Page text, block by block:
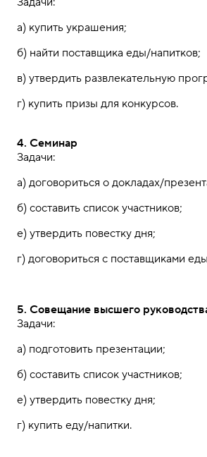
а) купить украшения;
б) найти поставщика еды/напитков;
в) утвердить развлекательную
г) купить призы для конкурсов.
4. Семинар
Задачи:
а) договориться о докладах/
б) составить список участников;
е) утвердить повестку дня;
г) договориться с поставщиками
5. Совещание высшего
Задачи:
а) подготовить презентации;
б) составить список участников;
е) утвердить повестку дня;
г) купить еду/напитки.